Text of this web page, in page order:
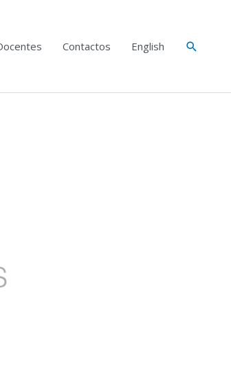
Contactos English Search